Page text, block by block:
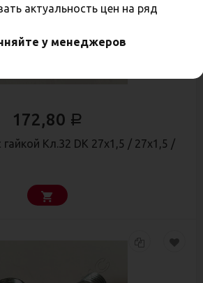
172,80 Р
гайкой Кл.32 DK 27х1,5 / 27х1,5 /
актуальность цен на ряд
у менеджеров